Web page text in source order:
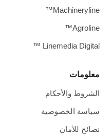
معلومات
الشروط والأحكام
سياسة الخصوصية
نصائح للأمان
Machineryline™
Agroline™
Linemedia Digital ™